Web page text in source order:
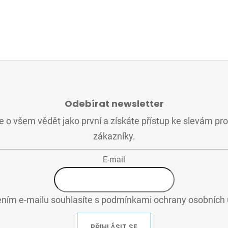
Odebírat newsletter
o všem vědět jako první a získáte přístup ke slevám
zákazníky.
E-mail
e-mailu souhlasíte s podmínkami ochrany osobních